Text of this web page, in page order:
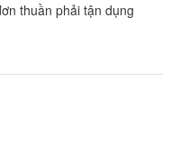
thuần phải tận dụng